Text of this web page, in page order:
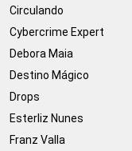
Circulando
Cybercrime Expert
Debora Maia
Destino Mágico
Drops
Esterliz Nunes
Franz Valla